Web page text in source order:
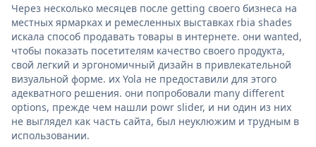
Через несколько месяцев после getting своего бизнеса на
местных ярмарках и ремесленных выставках rbia shades
искала способ продавать товары в интернете. они wanted,
чтобы показать посетителям качество своего продукта,
свой легкий и эргономичный дизайн в привлекательной
визуальной форме. их Yola не предоставили для этого
адекватного решения. они попробовали many different
options, прежде чем нашли powr slider, и ни один из них
не выглядел как часть сайта, был неуклюжим и трудным в
использовании.